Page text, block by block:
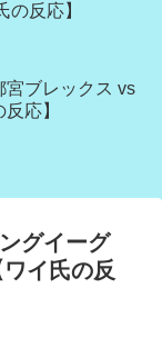
反応】
宮ブレックス vs
応】
グイーグ
イ氏の反